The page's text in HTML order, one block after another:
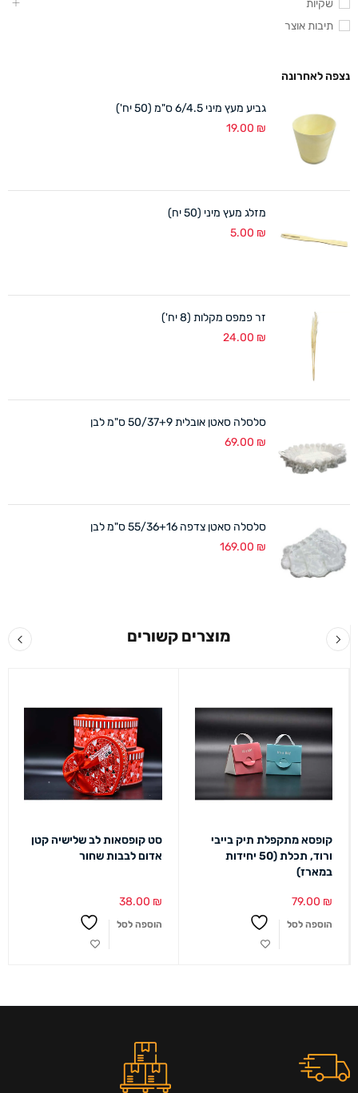
שקיות
תיבות אוצר
נצפה לאחרונה
גביע מעץ מיני 6/4.5 ס"מ (50 יח')
19.00 ₪
מזלג מעץ מיני (50 יח)
5.00 ₪
זר פמפס מקלות (8 יח')
24.00 ₪
סלסלה סאטן אובלית 50/37+9 ס"מ לבן
69.00 ₪
סלסלה סאטן צדפה 55/36+16 ס"מ לבן
169.00 ₪
מוצרים קשורים
קופסא מתקפלת תיק בייבי
ורוד, תכלת (50 יחידות
במארז)
79.00 ₪
הוספה לסל
סט קופסאות לב שלישיה קטן
אדום לבבות שחור
38.00 ₪
הוספה לסל